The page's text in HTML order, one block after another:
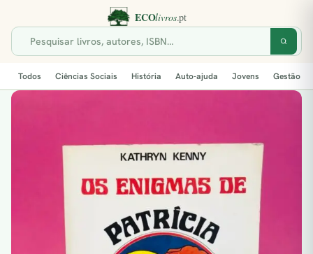
Todos Ciências Sociais História Auto-ajuda Jovens Gestão